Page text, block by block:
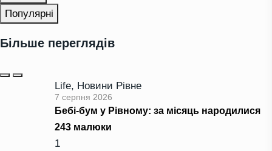
Популярні
Більше переглядів
Life, Новини Рівне
7 серпня 2026
Бебі-бум у Рівному: за місяць народилися
243 малюки
1